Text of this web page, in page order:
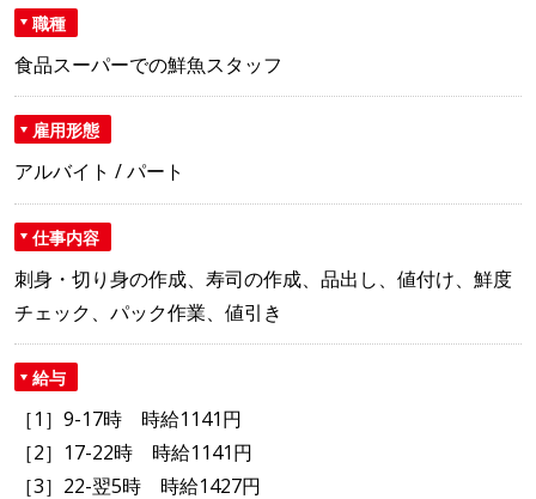
職種
食品スーパーでの鮮魚スタッフ
雇用形態
アルバイト / パート
仕事内容
刺身・切り身の作成、寿司の作成、品出し、値付け、鮮度
チェック、パック作業、値引き
給与
［1］9-17時 時給1141円
［2］17-22時 時給1141円
［3］22-翌5時 時給1427円